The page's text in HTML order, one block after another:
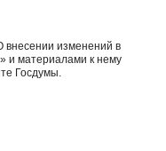
внесении изменений в
и материалами к нему
Госдумы.